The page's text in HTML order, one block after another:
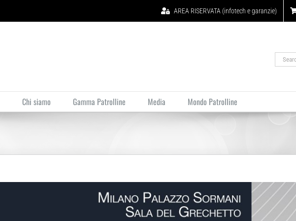
AREA RISERVATA (infotech e garanzie)
Search
for:
Chi siamo Gamma Patrolline Media Mondo Patrolline